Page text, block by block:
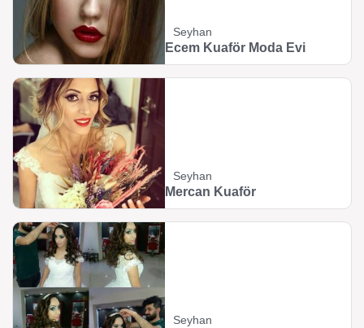
Seyhan
Ecem Kuaför Moda Evi
Seyhan
Mercan Kuaför
Seyhan